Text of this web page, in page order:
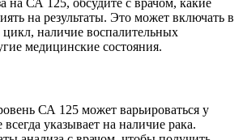
на СА 125, обсудите с врачом, какие
на результаты. Это может включать в
наличие воспалительных
медицинские состояния.
СА 125 может варьироваться у
указывает на наличие рака.